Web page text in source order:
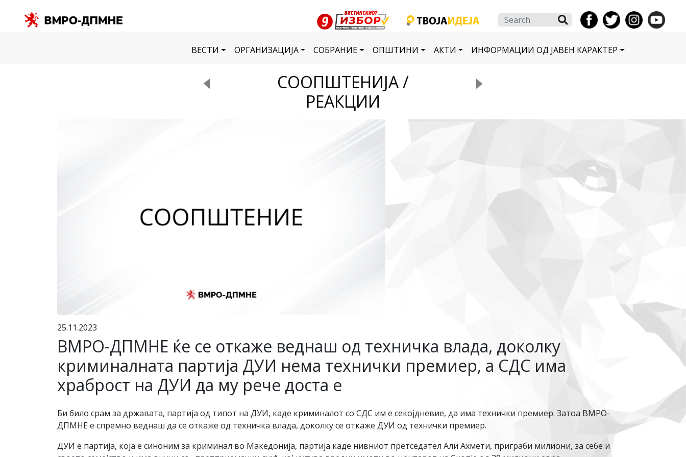
Search
ВЕСТИ ОРГАНИЗАЦИЈА СОБРАНИЕ ОПШТИНИ АКТИ ИНФОРМАЦИИ ОД ЈАВЕН КАРАКТЕР
СООПШТЕНИЈА /
РЕАКЦИИ
25.11.2023
ВМРО-ДПМНЕ ќе се откаже веднаш од техничка влада, доколку
криминалната партија ДУИ нема технички премиер, а СДС има
храброст на ДУИ да му рече доста е
Би било срам за државата, партија од типот на ДУИ, каде криминалот со СДС им е секојдневие, да има технички премиер. Затоа ВМРО-
ДПМНЕ е спремно веднаш да се откаже од техничка влада, доколку се откаже ДУИ од технички премиер.
ДУИ е партија, која е синоним за криминал во Македонија, партија каде нивниот претседател Али Ахмети, приграби милиони, за себе и